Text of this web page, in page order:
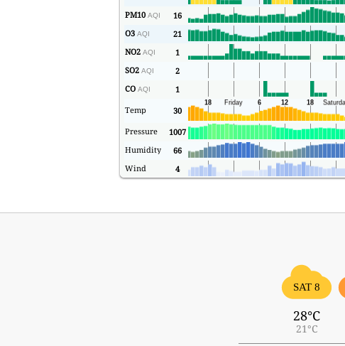
PM10 AQI 16
O3 AQI 21
NO2 AQI 1
SO2 AQI 2
CO AQI 1
Temp
30
Pressure
1007
Humidity
66
Wind
4
SAT 8
28°C
21°C